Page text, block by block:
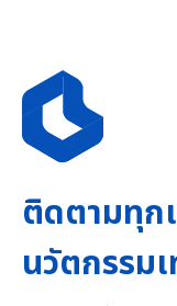
ติดตามทุก
นวัตกรรมเ